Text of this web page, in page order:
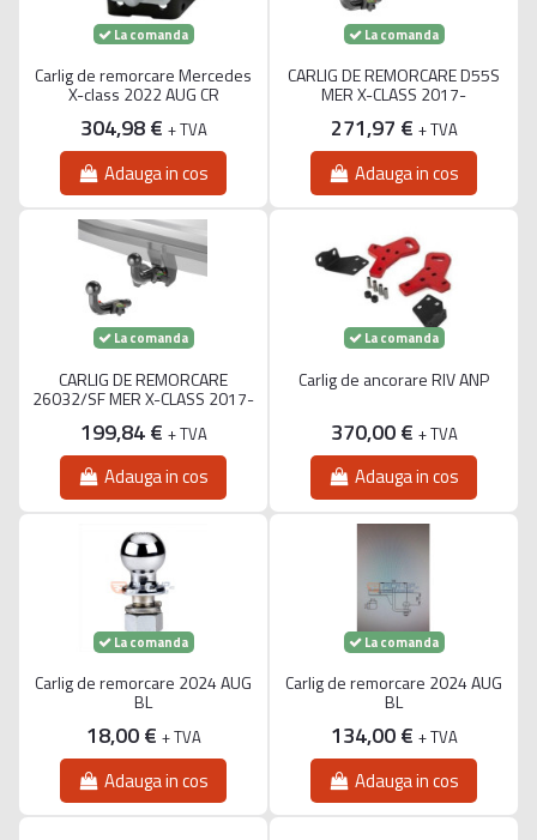
La comanda
Carlig de remorcare Mercedes
X-class 2022 AUG CR
304,98 € + TVA
Adauga in cos
La comanda
CARLIG DE REMORCARE D55S
MER X-CLASS 2017-
271,97 € + TVA
Adauga in cos
La comanda
CARLIG DE REMORCARE
26032/SF MER X-CLASS 2017-
199,84 € + TVA
Adauga in cos
La comanda
Carlig de ancorare RIV ANP
370,00 € + TVA
Adauga in cos
La comanda
Carlig de remorcare 2024 AUG
BL
18,00 € + TVA
Adauga in cos
La comanda
Carlig de remorcare 2024 AUG
BL
134,00 € + TVA
Adauga in cos